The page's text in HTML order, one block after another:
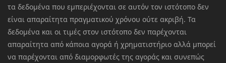
τα δεδομένα που εμπεριέχονται σε αυτόν τον ιστότοπο δεν
είναι απαραίτητα πραγματικού χρόνου ούτε ακριβή. Τα
δεδομένα και οι τιμές στον ιστότοπο δεν παρέχονται
απαραίτητα από κάποια αγορά ή χρηματιστήριο αλλά μπορεί
να παρέχονται από διαμορφωτές της αγοράς και συνεπώς